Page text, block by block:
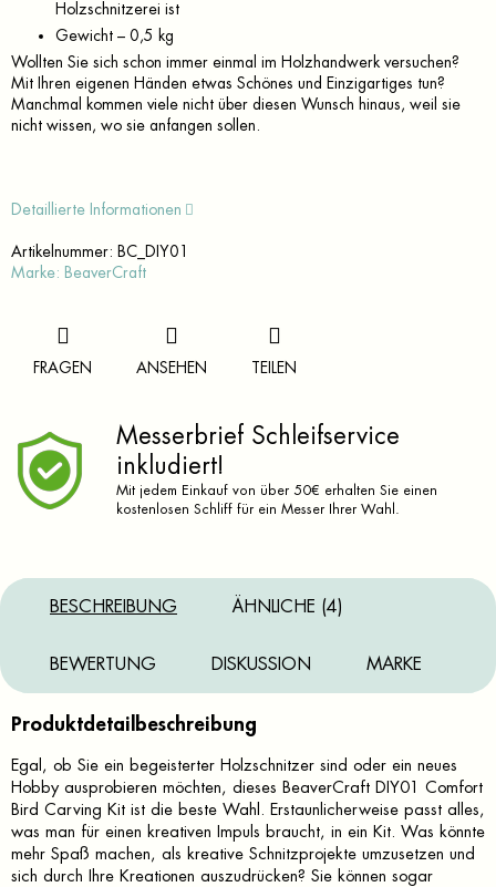
Holzschnitzerei ist
Gewicht – 0,5 kg
Wollten Sie sich schon immer einmal im Holzhandwerk versuchen?
Mit Ihren eigenen Händen etwas Schönes und Einzigartiges tun?
Manchmal kommen viele nicht über diesen Wunsch hinaus, weil sie
nicht wissen, wo sie anfangen sollen.
Detaillierte Informationen
Artikelnummer: BC_DIY01
Marke: BeaverCraft
FRAGEN ANSEHEN TEILEN
Messerbrief Schleifservice
inkludiert!
Mit jedem Einkauf von über 50€ erhalten Sie einen
kostenlosen Schliff für ein Messer Ihrer Wahl.
BESCHREIBUNG ÄHNLICHE (4)
BEWERTUNG DISKUSSION MARKE
Produktdetailbeschreibung
Egal, ob Sie ein begeisterter Holzschnitzer sind oder ein neues
Hobby ausprobieren möchten, dieses BeaverCraft DIY01 Comfort
Bird Carving Kit ist die beste Wahl. Erstaunlicherweise passt alles,
was man für einen kreativen Impuls braucht, in ein Kit. Was könnte
mehr Spaß machen, als kreative Schnitzprojekte umzusetzen und
sich durch Ihre Kreationen auszudrücken? Sie können sogar